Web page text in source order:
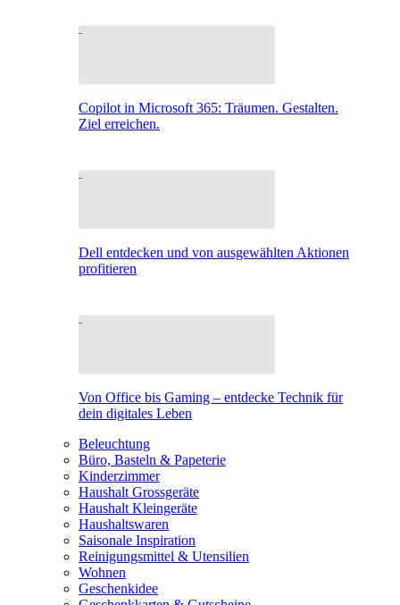
Copilot in Microsoft 365: Träumen. Gestalten.
Ziel erreichen.
Dell entdecken und von ausgewählten Aktionen
profitieren
Von Office bis Gaming – entdecke Technik für
dein digitales Leben
Beleuchtung
Büro, Basteln & Papeterie
Kinderzimmer
Haushalt Grossgeräte
Haushalt Kleingeräte
Haushaltswaren
Saisonale Inspiration
Reinigungsmittel & Utensilien
Wohnen
Geschenkidee